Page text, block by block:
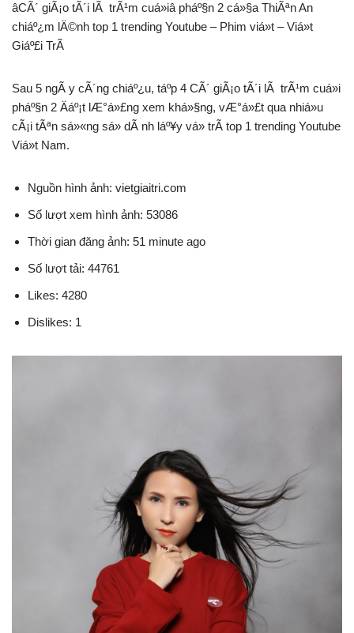
âCÃ´ giÃ¡o tÃ´i lÃ trÃ¹m cuá»iâ pháº§n 2 cá»§a ThiÃªn An
chiáº¿m lÄ©nh top 1 trending Youtube – Phim viá»t – Viá»t
Giáº£i TrÃ­
Sau 5 ngÃ y cÃ´ng chiáº¿u, táº­p 4 CÃ´ giÃ¡o tÃ´i lÃ trÃ¹m cuá»i
pháº§n 2 Äáº¡t lÆ°á»£ng xem khá»§ng, vÆ°á»£t qua nhiá»u
cÃ¡i tÃªn sá»«ng sá» dÃ nh láº¥y vá» trÃ­ top 1 trending Youtube
Viá»t Nam.
Nguồn hình ảnh: vietgiaitri.com
Số lượt xem hình ảnh: 53086
Thời gian đăng ảnh: 51 minute ago
Số lượt tải: 44761
Likes: 4280
Dislikes: 1